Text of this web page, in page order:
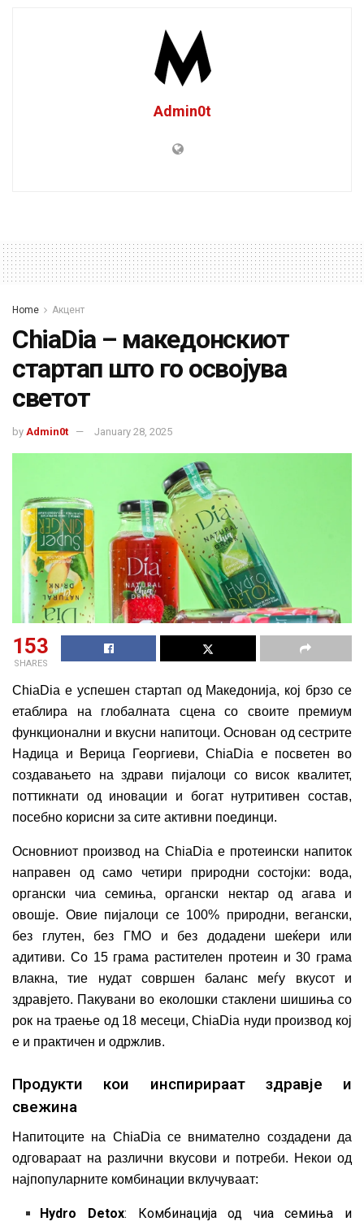
Admin0t
Home Акцент
ChiaDia – македонскиот
стартап што го освојува
светот
by Admin0t January 28, 2025
153
SHARES
ChiaDia е успешен стартап од Македонија, кој брзо се
етаблира на глобалната сцена со своите премиум
функционални и вкусни напитоци. Основан од сестрите
Надица и Верица Георгиеви, ChiaDia е посветен во
создавањето на здрави пијалоци со висок квалитет,
поттикнати од иновации и богат нутритивен состав,
посебно корисни за сите активни поединци.
Основниот производ на ChiaDia е протеински напиток
направен од само четири природни состојки: вода,
органски чиа семиња, органски нектар од агава и
овошје. Овие пијалоци се 100% природни, вегански,
без глутен, без ГМО и без додадени шеќери или
адитиви. Со 15 грама растителен протеин и 30 грама
влакна, тие нудат совршен баланс меѓу вкусот и
здравјето. Пакувани во еколошки стаклени шишиња со
рок на траење од 18 месеци, ChiaDia нуди производ кој
е и практичен и одржлив.
Продукти кои инспирираат здравје и
свежина
Напитоците на ChiaDia се внимателно создадени да
одговараат на различни вкусови и потреби. Некои од
најпопуларните комбинации вклучуваат:
Hydro Detox: Комбинација од чиа семиња и